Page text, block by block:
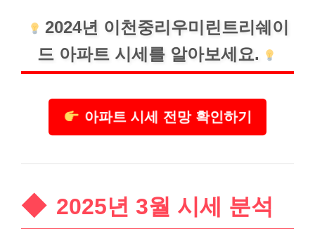
2024년 이천중리우미린트리쉐이
드 아파트 시세를 알아보세요.
아파트 시세 전망 확인하기
2025년 3월 시세 분석